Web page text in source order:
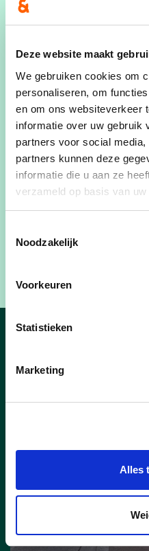
Deze website maakt
We gebruiken cookies om
personaliseren, om
en om ons websiteverkeer
informatie over uw gebruik
partners voor social
partners kunnen deze
informatie die u aan ze
verzameld op basis van
Noodzakelijk
Voorkeuren
Statistieken
Marketing
Alles
Mobiliteit reeds
Er werd op de
meegedeeld dat een
aangesteld om Laarne
advies.
Zij gaat de
Ook het feit dat we
worden meegenomen.
gemeenteraad van 25